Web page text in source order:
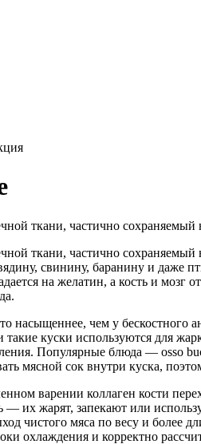
ткани, частично сохраняемый
ткани, частично сохраняемый
свинину, баранину и даже
на желатин, а кость и
насыщеннее, чем у
куски используются для
Популярные блюда — osso
мясной сок внутри куска,
варении коллаген кости
— их жарят, запекают или
чистого мяса по весу и
охлаждения и корректно